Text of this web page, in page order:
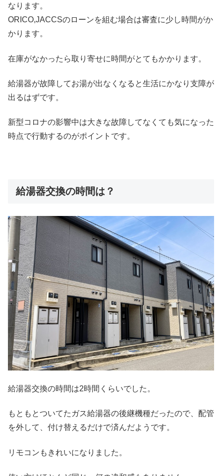
なります。
ORICO,JACCSのローンを組む場合は審査に少し時間がか
かります。
在庫がなかったら取り寄せに時間がとてもかかります。
給湯器が故障してお湯が出なくなると生活にかなり支障が
出るはずです。
新型コロナの影響中は大きな故障してなくても気になった
時点で行動するのがポイントです。
給湯器交換の時間は？
給湯器交換の時間は2時間くらいでした。
もともとついてたガス給湯器の後継機種だったので、配管
を外して、付け替えるだけで済んだようです。
リモコンもきれいになりました。